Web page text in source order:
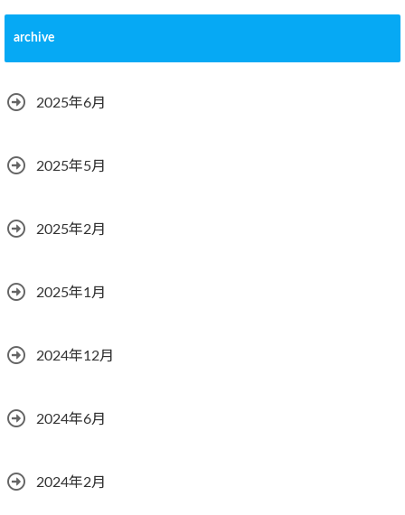
archive
2025年6月
2025年5月
2025年2月
2025年1月
2024年12月
2024年6月
2024年2月